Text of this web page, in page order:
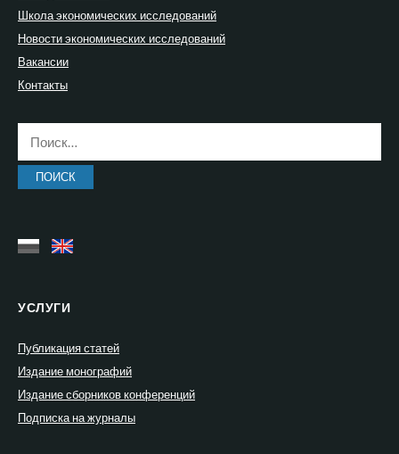
Школа экономических исследований
Новости экономических исследований
Вакансии
Контакты
УСЛУГИ
Публикация статей
Издание монографий
Издание сборников конференций
Подписка на журналы